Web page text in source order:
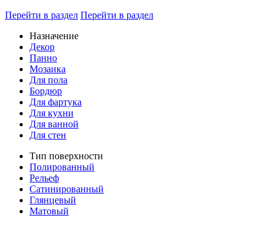
Перейти в раздел Перейти в раздел
Назначение
Декор
Панно
Мозаика
Для пола
Бордюр
Для фартука
Для кухни
Для ванной
Для стен
Тип поверхности
Полированный
Рельеф
Сатинированный
Глянцевый
Матовый